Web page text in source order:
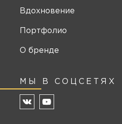
Вдохновение
Портфолио
О бренде
МЫ В СОЦСЕТЯХ